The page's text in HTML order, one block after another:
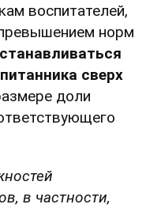
воспитателей,
норм
сверх
доли
в частности,